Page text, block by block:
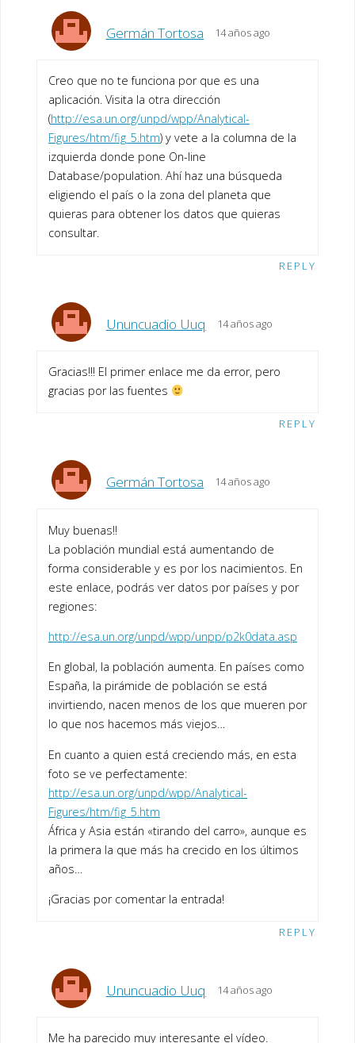
Germán Tortosa 14 años ago
Creo que no te funciona por que es una
aplicación. Visita la otra dirección
(http://esa.un.org/unpd/wpp/Analytical-
Figures/htm/fig_5.htm) y vete a la columna de la
izquierda donde pone On-line
Database/population. Ahí haz una búsqueda
eligiendo el país o la zona del planeta que
quieras para obtener los datos que quieras
consultar.
REPLY
Ununcuadio Uuq 14 años ago
Gracias!!! El primer enlace me da error, pero
gracias por las fuentes
REPLY
Germán Tortosa 14 años ago
Muy buenas!!
La población mundial está aumentando de
forma considerable y es por los nacimientos. En
este enlace, podrás ver datos por países y por
regiones:
http://esa.un.org/unpd/wpp/unpp/p2k0data.asp
En global, la población aumenta. En países como
España, la pirámide de población se está
invirtiendo, nacen menos de los que mueren por
lo que nos hacemos más viejos…
En cuanto a quien está creciendo más, en esta
foto se ve perfectamente:
http://esa.un.org/unpd/wpp/Analytical-
Figures/htm/fig_5.htm
África y Asia están «tirando del carro», aunque es
la primera la que más ha crecido en los últimos
años…
¡Gracias por comentar la entrada!
REPLY
Ununcuadio Uuq 14 años ago
Me ha parecido muy interesante el vídeo.